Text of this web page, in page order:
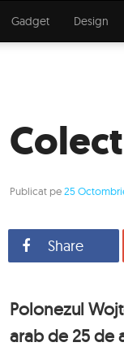
Gadget Design
Publicat pe25
Share
Polonezul
arab de 25 de